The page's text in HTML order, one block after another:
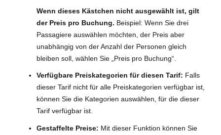
Wenn dieses Kästchen nicht ausgewählt ist, gilt
der Preis pro Buchung. Beispiel: Wenn Sie drei
Passagiere auswählen möchten, der Preis aber
unabhängig von der Anzahl der Personen gleich
bleiben soll, wählen Sie „Preis pro Buchung“.
Verfügbare Preiskategorien für diesen Tarif: Falls
dieser Tarif nicht für alle Preiskategorien verfügbar ist,
können Sie die Kategorien auswählen, für die dieser
Tarif verfügbar ist.
Gestaffelte Preise: Mit dieser Funktion können Sie